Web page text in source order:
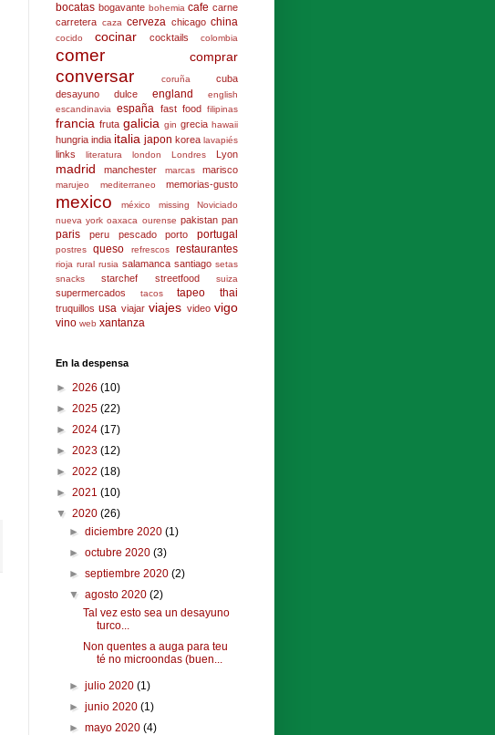
bocatas bogavante bohemia cafe carne
carretera caza cerveza chicago china
cocido cocinar cocktails colombia
comer comprar
conversar coruña
cuba
desayuno
dulce england
english
escandinavia
españa fast food filipinas
francia fruta galicia gin grecia hawaii
hungria india italia japon korea lavapiés
links literatura london Londres Lyon
madrid manchester marcas marisco
marujeo mediterraneo memorias-gusto
mexico méxico missing
Noviciado
nueva york oaxaca ourense pakistan pan
paris peru pescado porto portugal
postres queso refrescos restaurantes
rioja rural rusia salamanca santiago setas
snacks
starchef streetfood suiza
supermercados tacos tapeo thai
truquillos usa viajar viajes video vigo
vino web xantanza
En la despensa
► 2026 (10)
► 2025 (22)
► 2024 (17)
► 2023 (12)
► 2022 (18)
► 2021 (10)
▼ 2020 (26)
►diciembre 2020(1)
►octubre 2020(3)
►septiembre 2020(2)
▼agosto 2020(2)
Tal vez esto sea un desayuno
turco...
Non quentes a auga para teu
té no microondas (buen...
►julio 2020(1)
►junio 2020(1)
►mayo 2020(4)